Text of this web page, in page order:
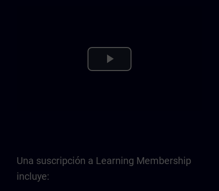
Play
Una suscripción a Learning Membership
incluye: